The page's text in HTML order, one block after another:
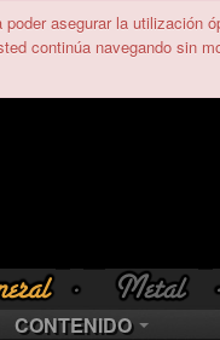
poder asegurar la utilización
continúa navegando sin
CONTENIDO